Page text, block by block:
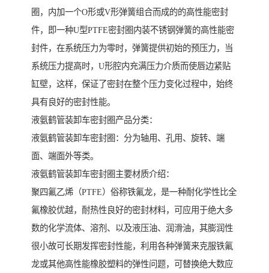
圈，内加一个O形或V形弹簧组合而成的的高性能密封
件，即一种U型PTFE密封圈内装不锈钢弹簧的高性能密
封件，在系统压力为零时，弹簧提供初始的预压力，当
系统压力提高时，U形腔内充满压力介质而使唇边紧贴
缸壁，这样，保证了密封在整个压力变化过程中，始终
具有良好的密封性能。
液氨鹤管装卸车密封圈产品分类：
液氨鹤管装卸车密封圈：分为轴用、孔用、旋转、端
面、端面外等类。
液氨鹤管装卸车密封圈主要材质介绍：
聚四氟乙烯（PTFE）俗称铁氟龙，是一种耐化学性比全
氟橡胶优越，耐热性良好的密封材料，可应用于绝大多
数的化学流体、溶剂、以及液压油、润滑油，其膨润性
很小故可长期发挥密封性能，利用各种弹簧来克服铁氟
龙或其他高性能橡胶塑料的弹性问题，可替换绝大数应